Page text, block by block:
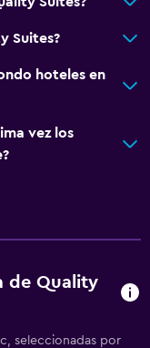
Suites?
hoteles en
vez los
de Quality
seleccionadas por